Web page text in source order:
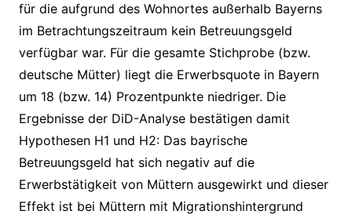
für die aufgrund des Wohnortes außerhalb Bayerns
im Betrachtungszeitraum kein Betreuungsgeld
verfügbar war. Für die gesamte Stichprobe (bzw.
deutsche Mütter) liegt die Erwerbsquote in Bayern
um 18 (bzw. 14) Prozentpunkte niedriger. Die
Ergebnisse der DiD-Analyse bestätigen damit
Hypothesen H1 und H2: Das bayrische
Betreuungsgeld hat sich negativ auf die
Erwerbstätigkeit von Müttern ausgewirkt und dieser
Effekt ist bei Müttern mit Migrationshintergrund